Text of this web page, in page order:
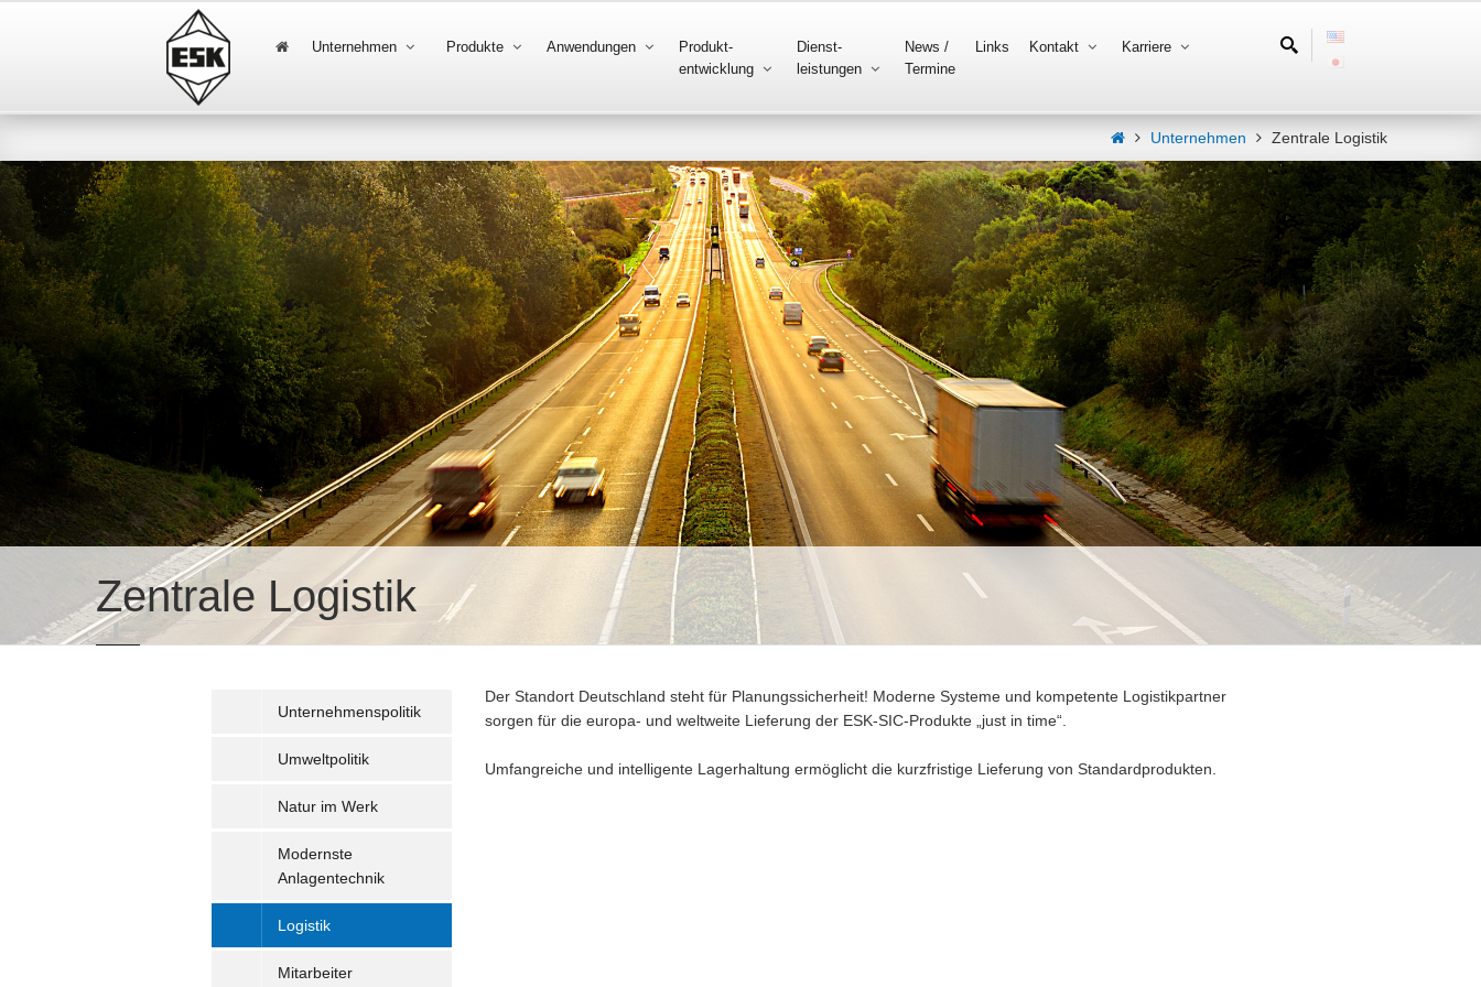
Unternehmen Produkte Anwendungen
Produkt-
entwicklung
Dienst-
leistungen
News /
Termine
Links Kontakt Karriere
Unternehmen Zentrale Logistik
Zentrale Logistik
Der Standort Deutschland steht für Planungssicherheit! Moderne Systeme und kompetente Logistikpartner
sorgen für die europa- und weltweite Lieferung der ESK-SIC-Produkte „just in time“.
Umfangreiche und intelligente Lagerhaltung ermöglicht die kurzfristige Lieferung von Standardprodukten.
Unternehmenspolitik
Umweltpolitik
Natur im Werk
Modernste
Anlagentechnik
Logistik
Mitarbeiter